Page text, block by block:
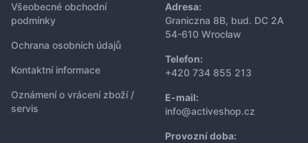
Všeobecné obchodní
podmínky
Ochrana osobních údajů
Kontaktní informace
Oznámení o vrácení zboží /
servis
Adresa:
Graniczna 8B, bud. DC 2A
54-610 Wrocław
Telefon:
+420 734 855 213
E-mail:
info@activeshop.cz
Provozní doba: